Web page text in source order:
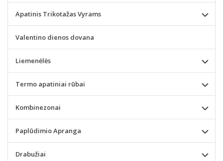
Apatinis Trikotažas Vyrams
Valentino dienos dovana
Liemenėlės
Termo apatiniai rūbai
Kombinezonai
Paplūdimio Apranga
Drabužiai